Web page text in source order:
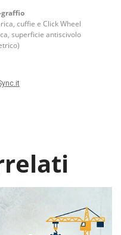
cuffie e Click Wheel
superficie antiscivolo